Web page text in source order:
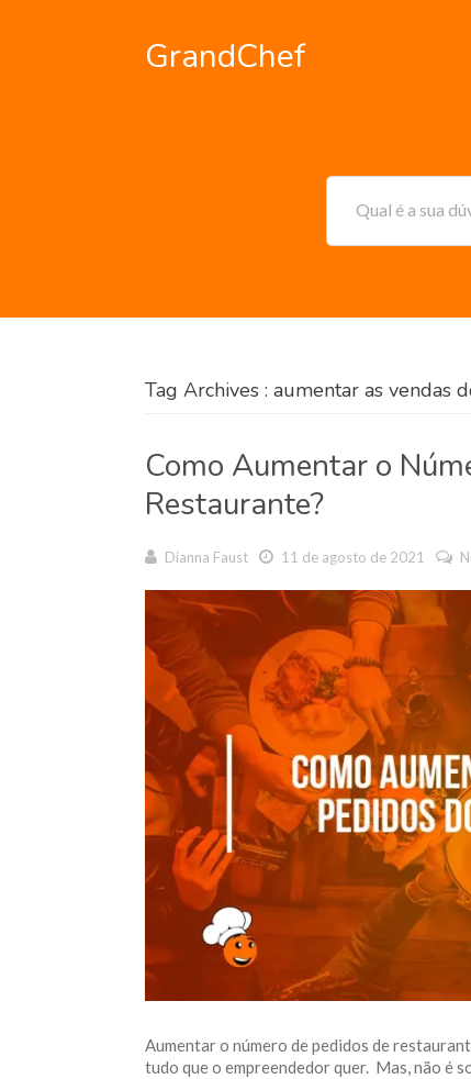
GrandChef
Qual é a sua
Tag Archives : aumentar as vendas
Como Aumentar o
Restaurante?
Dianna Faust 11 de agosto de 2021
Aumentar o número de pedidos de
tudo que o empreendedor quer. Mas, não é